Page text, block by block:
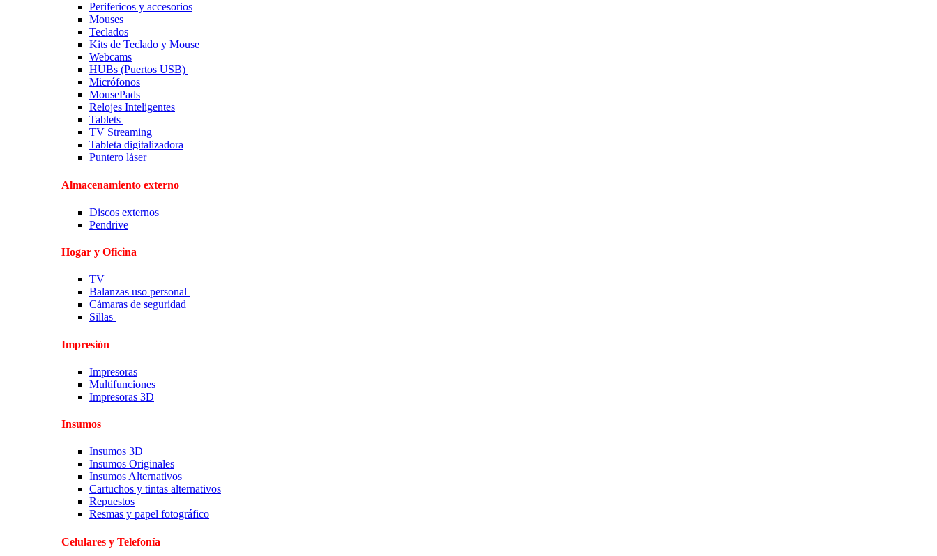
Perifericos y accesorios
Mouses
Teclados
Kits de Teclado y Mouse
Webcams
HUBs (Puertos USB)
Micrófonos
MousePads
Relojes Inteligentes
Tablets
TV Streaming
Tableta digitalizadora
Puntero láser
Almacenamiento externo
Discos externos
Pendrive
Hogar y Oficina
TV
Balanzas uso personal
Cámaras de seguridad
Sillas
Impresión
Impresoras
Multifunciones
Impresoras 3D
Insumos
Insumos 3D
Insumos Originales
Insumos Alternativos
Cartuchos y tintas alternativos
Repuestos
Resmas y papel fotográfico
Celulares y Telefonía